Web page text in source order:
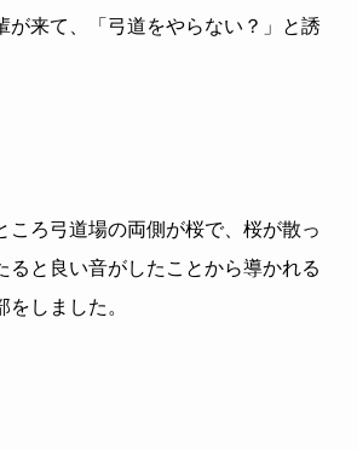
が来て、「弓道をやらない？」と誘
ころ弓道場の両側が桜で、桜が散っ
ると良い音がしたことから導かれる
をしました。